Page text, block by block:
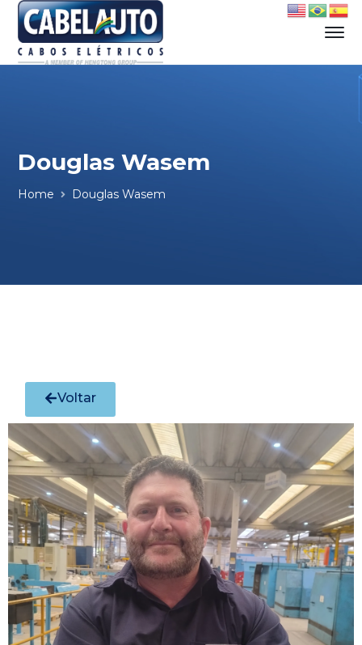
Douglas Wasem
Home Douglas Wasem
Voltar
os resultados de preenchimento